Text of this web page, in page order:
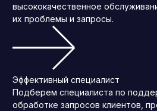
высококачественное
их проблемы и запросы.
Эффективный специалист
Подберем специалиста по
обработке запросов клиентов,